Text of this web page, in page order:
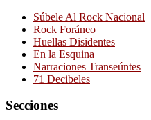
Súbele Al Rock Nacional
Rock Foráneo
Huellas Disidentes
En la Esquina
Narraciones Transeúntes
71 Decibeles
Secciones